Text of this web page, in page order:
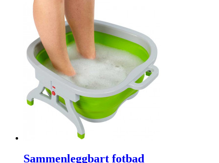
Sammenleggbart fotbad